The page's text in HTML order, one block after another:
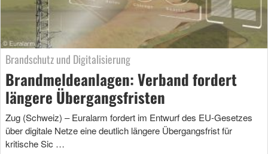
Brandschutz und Digitalisierung
Brandmeldeanlagen: Verband fordert
längere Übergangsfristen
Zug (Schweiz) – Euralarm fordert im Entwurf des EU-Gesetzes
über digitale Netze eine deutlich längere Übergangsfrist für
kritische Sic …